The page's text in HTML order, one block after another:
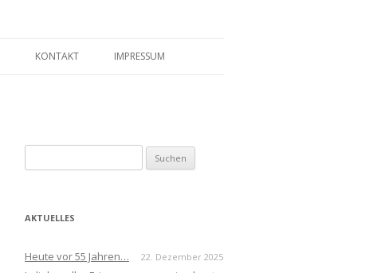
KONTAKT IMPRESSUM
nach:
AKTUELLES
Heute vor 55 Jahren… 22. Dezember 2025